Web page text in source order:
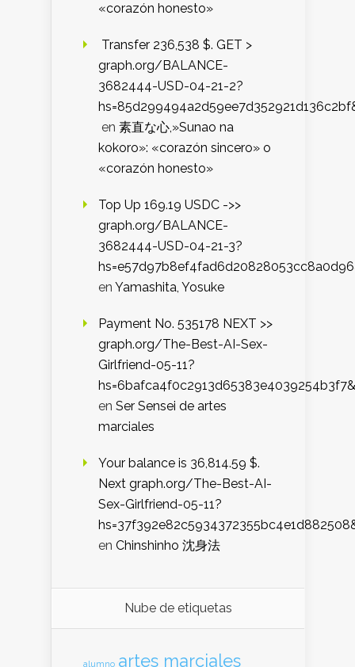
«corazón honesto»
️ Transfer 236,538 $. GET >
graph.org/BALANCE-
3682444-USD-04-21-2?
en 素直な心,»Sunao na
kokoro»: «corazón sincero» o
«corazón honesto»
Top Up 169.19 USDC ->>
graph.org/BALANCE-
3682444-USD-04-21-3?
en Yamashita, Yosuke
Payment No. 535178 NEXT >>
graph.org/The-Best-AI-Sex-
Girlfriend-05-11?
hs=6bafca4f0c2913d65383e4039254b3f7&
en Ser Sensei de artes
marciales
Your balance is 36,814.59 $.
Next graph.org/The-Best-AI-
Sex-Girlfriend-05-11?
en Chinshinho 沈身法
Nube de etiquetas
alumno artes marciales